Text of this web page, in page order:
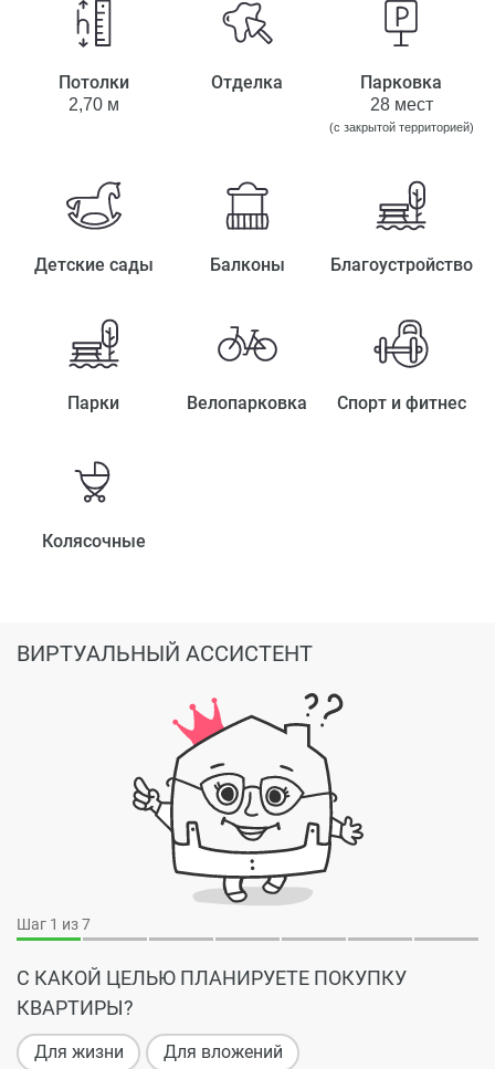
Потолки
2,70 м
Отделка Парковка
28 мест
(с закрытой территорией)
Детские сады Балконы Благоустройство
Парки Велопарковка Спорт и фитнес
Колясочные
Шаг 1 из 7
С КАКОЙ ЦЕЛЬЮ ПЛАНИРУЕТЕ ПОКУПКУ
КВАРТИРЫ?
Для жизни Для вложений
ВИРТУАЛЬНЫЙ АССИСТЕНТ